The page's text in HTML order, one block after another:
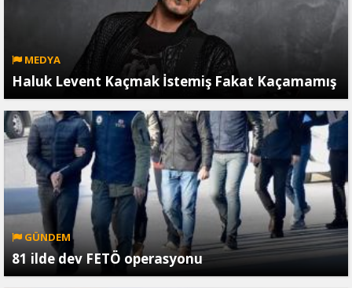
MEDYA
Haluk Levent Kaçmak İstemiş Fakat Kaçamamış
GÜNDEM
81 ilde dev FETÖ operasyonu